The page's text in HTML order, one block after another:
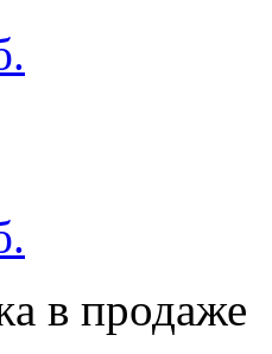
в продаже